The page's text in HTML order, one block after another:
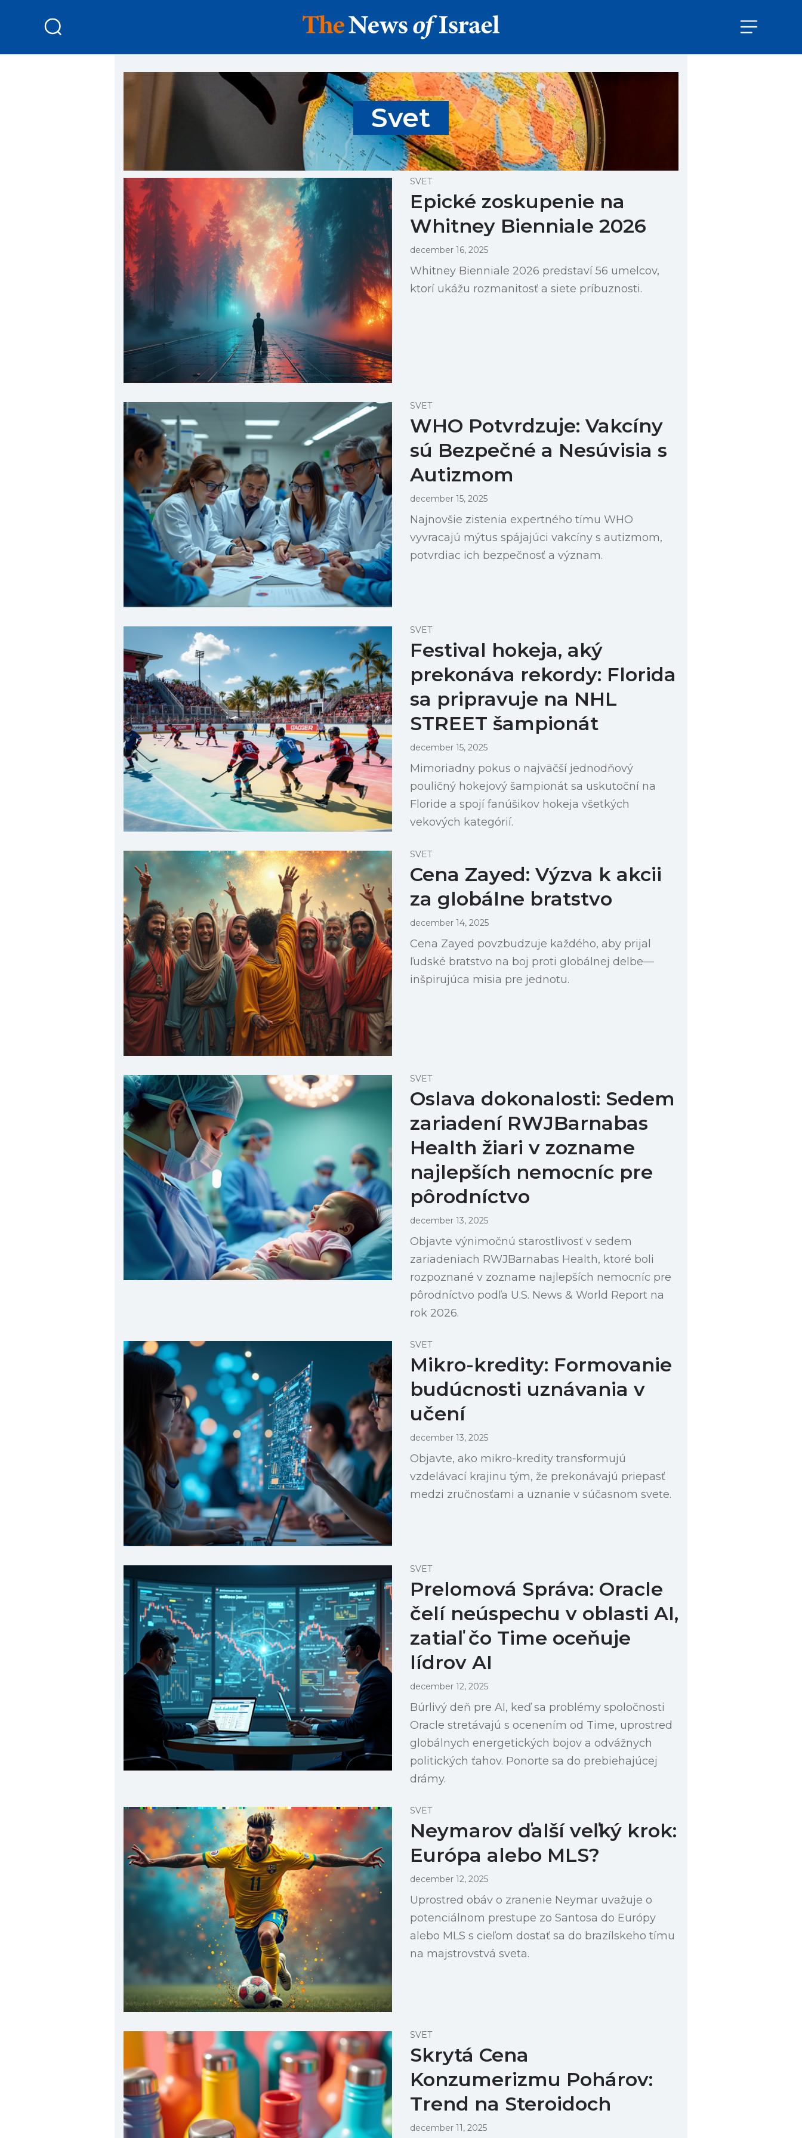
Svet
SVET
Epické zoskupenie na
Whitney Bienniale 2026
december 16, 2025
Whitney Bienniale 2026 predstaví 56 umelcov,
ktorí ukážu rozmanitosť a siete príbuznosti.
SVET
WHO Potvrdzuje: Vakcíny
sú Bezpečné a Nesúvisia s
Autizmom
december 15, 2025
Najnovšie zistenia expertného tímu WHO
vyvracajú mýtus spájajúci vakcíny s autizmom,
potvrdiac ich bezpečnosť a význam.
SVET
Festival hokeja, aký
prekonáva rekordy: Florida
sa pripravuje na NHL
STREET šampionát
december 15, 2025
Mimoriadny pokus o najväčší jednodňový
pouličný hokejový šampionát sa uskutoční na
Floride a spojí fanúšikov hokeja všetkých
vekových kategórií.
SVET
Cena Zayed: Výzva k akcii
za globálne bratstvo
december 14, 2025
Cena Zayed povzbudzuje každého, aby prijal
ľudské bratstvo na boj proti globálnej delbe—
inšpirujúca misia pre jednotu.
SVET
Oslava dokonalosti: Sedem
zariadení RWJBarnabas
Health žiari v zozname
najlepších nemocníc pre
pôrodníctvo
december 13, 2025
Objavte výnimočnú starostlivosť v sedem
zariadeniach RWJBarnabas Health, ktoré boli
rozpoznané v zozname najlepších nemocníc pre
pôrodníctvo podľa U.S. News & World Report na
rok 2026.
SVET
Mikro-kredity: Formovanie
budúcnosti uznávania v
učení
december 13, 2025
Objavte, ako mikro-kredity transformujú
vzdelávací krajinu tým, že prekonávajú priepasť
medzi zručnosťami a uznanie v súčasnom svete.
SVET
Prelomová Správa: Oracle
čelí neúspechu v oblasti AI,
zatiaľ čo Time oceňuje
lídrov AI
december 12, 2025
Búrlivý deň pre AI, keď sa problémy spoločnosti
Oracle stretávajú s ocenením od Time, uprostred
globálnych energetických bojov a odvážnych
politických ťahov. Ponorte sa do prebiehajúcej
drámy.
SVET
Neymarov ďalší veľký krok:
Európa alebo MLS?
december 12, 2025
Uprostred obáv o zranenie Neymar uvažuje o
potenciálnom prestupe zo Santosa do Európy
alebo MLS s cieľom dostať sa do brazílskeho tímu
na majstrovstvá sveta.
SVET
Skrytá Cena
Konzumerizmu Pohárov:
Trend na Steroidoch
december 11, 2025